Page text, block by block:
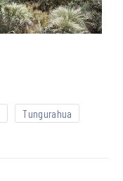
Tungurahua